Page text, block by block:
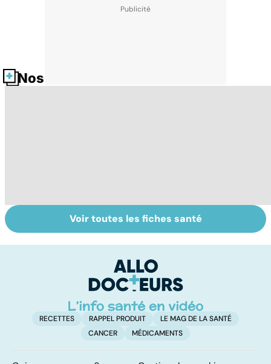
Nos fiches santé
osseuse : des
La sciatique : un
symptôme
Voir toutes les fiches santé
RECETTES RAPPEL PRODUIT
LE MAG DE LA SANTÉ
CANCER
MÉDICAMENTS